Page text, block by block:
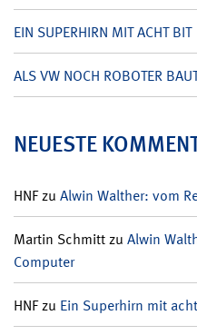
EIN SUPERHIRN MIT ACHT BIT
ALS VW NOCH ROBOTER
NEUESTE
HNFzu Alwin Walther: vom
Martin Schmittzu Alwin
Computer
HNFzu Ein Superhirn mit